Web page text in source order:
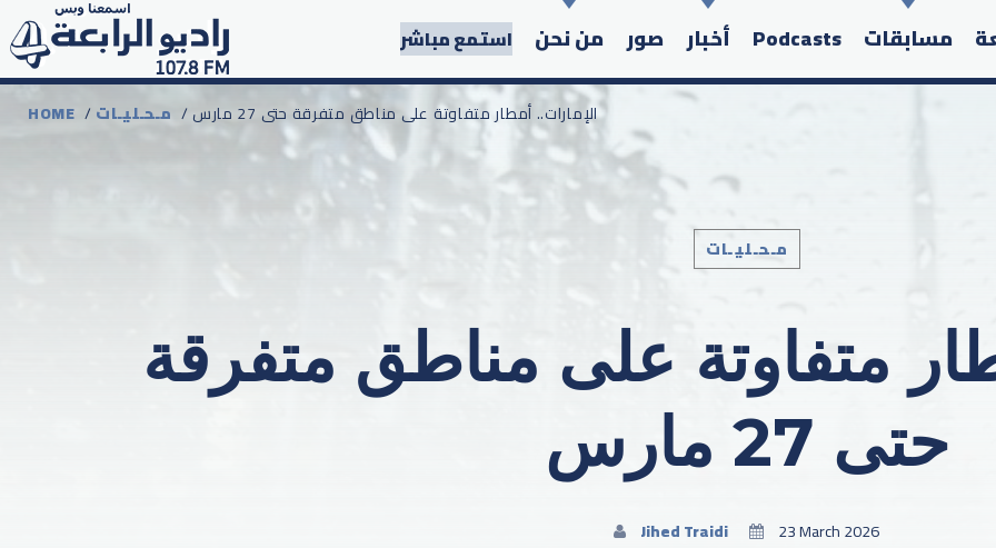
مسابقات Podcasts أخبار صور من نحن استمع مباشر
Search in the website:
HOME /مـحـليـات / الإمارات.. أمطار متفاوتة على مناطق متفرقة حتى 27 مارس
مـحـليـات
متفاوتة على مناطق متفرقة
حتى 27 مارس
Jihed Traidi 23 March 2026